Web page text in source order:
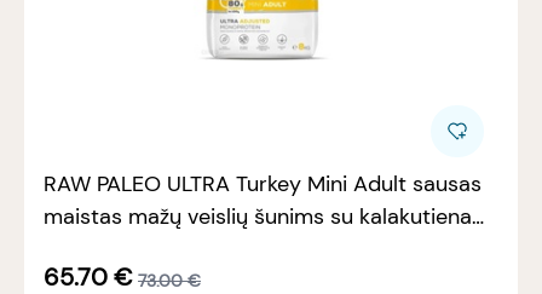
RAW PALEO ULTRA Turkey Mini Adult sausas
maistas mažų veislių šunims su kalakutiena
65.70€ 73.00 €